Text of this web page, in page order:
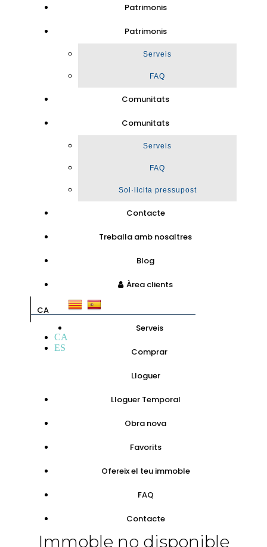
Patrimonis
Patrimonis
Serveis
FAQ
Comunitats
Comunitats
Serveis
FAQ
Sol·licita pressupost
Contacte
Treballa amb nosaltres
Blog
Àrea clients
CA
CA
ES
Serveis
Comprar
Lloguer
Lloguer Temporal
Obra nova
Favorits
Ofereix el teu immoble
FAQ
Contacte
Immoble no disponible